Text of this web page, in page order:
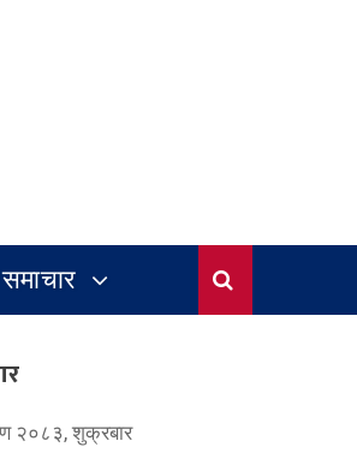
२०८३, शुक्रबार